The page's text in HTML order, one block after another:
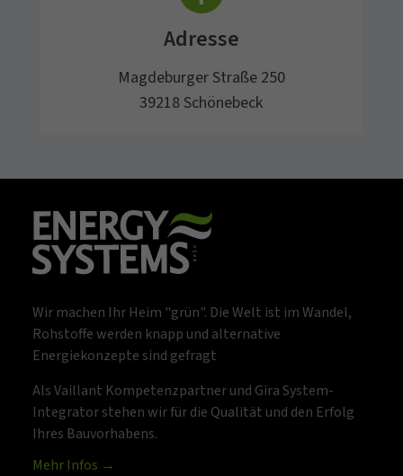
Adresse
Magdeburger Straße 250
39218 Schönebeck
Wir machen Ihr Heim "grün". Die Welt ist im Wandel,
Rohstoffe werden knapp und alternative
Energiekonzepte sind gefragt
Als Vaillant Kompetenzpartner und Gira System-
Integrator stehen wir für die Qualität und den Erfolg
Ihres Bauvorhabens.
Mehr Infos →